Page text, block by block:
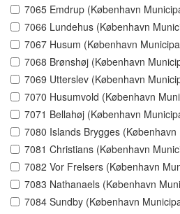
7065 Emdrup (København
7066 Lundehus (København
7067 Husum (København
7068 Brønshøj (København
7069 Utterslev (København
7070 Husumvold (København
7071 Bellahøj (København
7080 Islands Brygges (København
7081 Christians (København
7082 Vor Frelsers (København
7083 Nathanaels (København
7084 Sundby (København